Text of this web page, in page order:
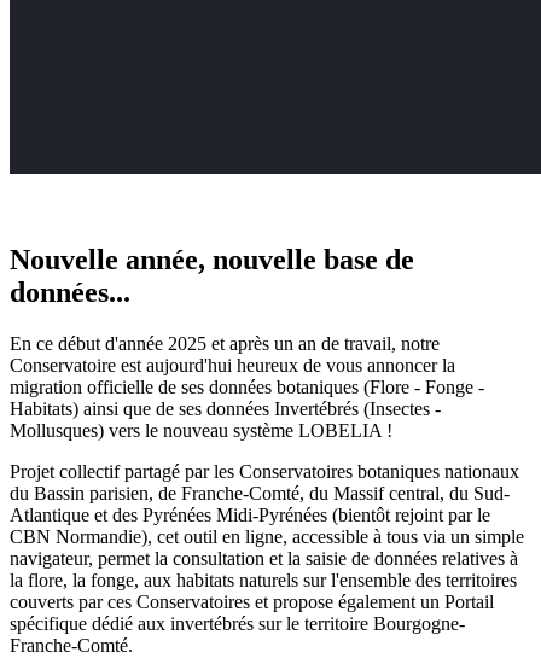
Nouvelle année, nouvelle base de
données...
En ce début d'année 2025 et après un an de travail, notre
Conservatoire est aujourd'hui heureux de vous annoncer la
migration officielle de ses données botaniques (Flore - Fonge -
Habitats) ainsi que de ses données Invertébrés (Insectes -
Mollusques) vers le nouveau système LOBELIA !
Projet collectif partagé par les Conservatoires botaniques nationaux
du Bassin parisien, de Franche-Comté, du Massif central, du Sud-
Atlantique et des Pyrénées Midi-Pyrénées (bientôt rejoint par le
CBN Normandie), cet outil en ligne, accessible à tous via un simple
navigateur, permet la consultation et la saisie de données relatives à
la flore, la fonge, aux habitats naturels sur l'ensemble des territoires
couverts par ces Conservatoires et propose également un Portail
spécifique dédié aux invertébrés sur le territoire Bourgogne-
Franche-Comté.